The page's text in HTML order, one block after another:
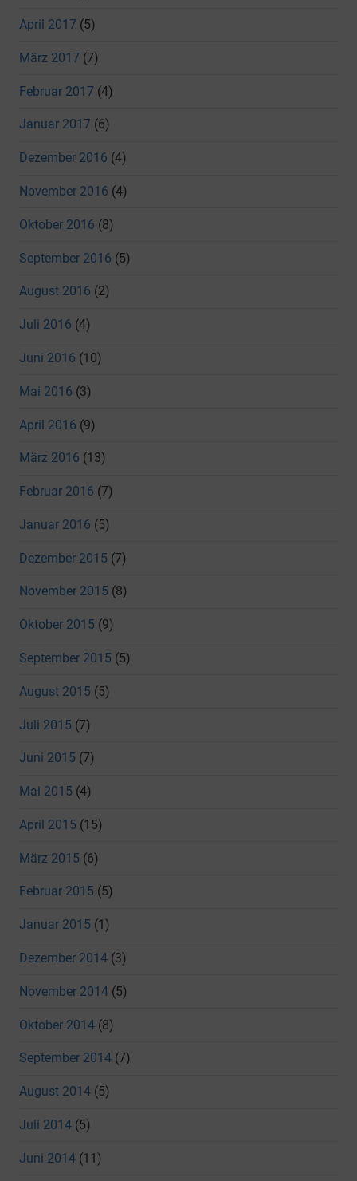
April 2017 (5)
März 2017 (7)
Februar 2017 (4)
Januar 2017 (6)
Dezember 2016 (4)
November 2016 (4)
Oktober 2016 (8)
September 2016 (5)
August 2016 (2)
Juli 2016 (4)
Juni 2016 (10)
Mai 2016 (3)
April 2016 (9)
März 2016 (13)
Februar 2016 (7)
Januar 2016 (5)
Dezember 2015 (7)
November 2015 (8)
Oktober 2015 (9)
September 2015 (5)
August 2015 (5)
Juli 2015 (7)
Juni 2015 (7)
Mai 2015 (4)
April 2015 (15)
März 2015 (6)
Februar 2015 (5)
Januar 2015 (1)
Dezember 2014 (3)
November 2014 (5)
Oktober 2014 (8)
September 2014 (7)
August 2014 (5)
Juli 2014 (5)
Juni 2014 (11)